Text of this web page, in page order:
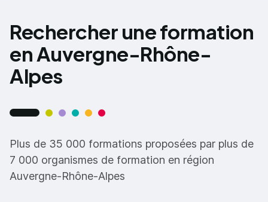
Rechercher une formation
en Auvergne-Rhône-
Alpes
Plus de 35 000 formations proposées par plus de
7 000 organismes de formation en région
Auvergne-Rhône-Alpes